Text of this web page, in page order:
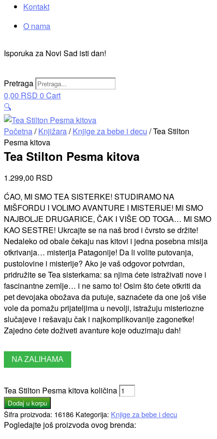
Kontakt
O nama
Isporuka za Novi Sad isti dan!
Pretraga
0,00 RSD 0 Cart
🔍
Početna/Knjižara/Knjige za bebe i decu / Tea Stilton
Pesma kitova
Tea Stilton Pesma kitova
1.299,00 RSD
ĆAO, MI SMO TEA SISTERKE! STUDIRAMO NA
MIŠFORDU I VOLIMO AVANTURE I MISTERIJE! MI SMO
NAJBOLJE DRUGARICE, ČAK I VIŠE OD TOGA… MI SMO
KAO SESTRE! Ukrcajte se na naš brod i čvrsto se držite!
Nedaleko od obale čekaju nas kitovi i jedna posebna misija
otkrivanja… misterija Patagonije! Da li volite putovanja,
pustolovine i misterije? Ako je vaš odgovor potvrdan,
pridružite se Tea sisterkama: sa njima ćete istraživati nove i
fascinantne zemlje… i ne samo to! Osim što ćete otkriti da
pet devojaka obožava da putuje, saznaćete da one još više
vole da pomažu prijateljima u nevolji, istražuju misteriozne
slučajeve i rešavaju čak i najkomplikovanije zagonetke!
Zajedno ćete doživeti avanture koje oduzimaju dah!
NA ZALIHAMA
Tea Stilton Pesma kitova količina
Dodaj u korpu
Šifra proizvoda: 16186 Kategorija: Knjige za bebe i decu
Pogledajte još proizvoda ovog brenda: